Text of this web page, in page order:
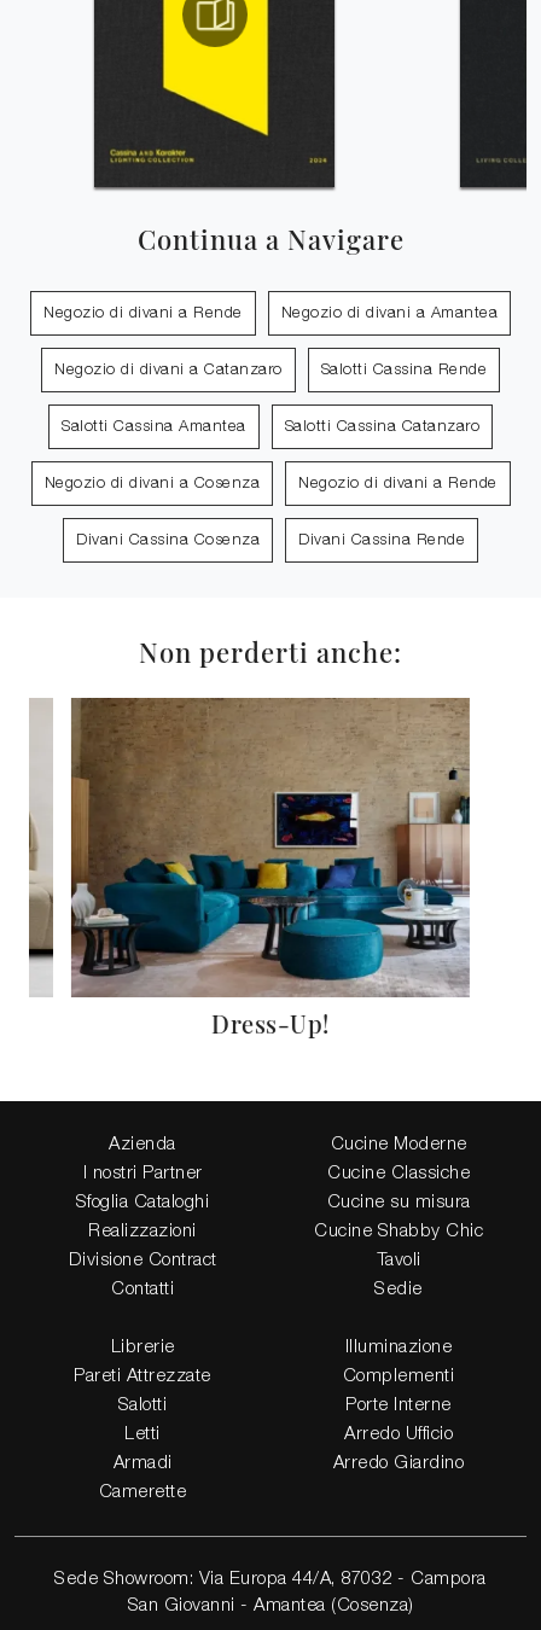
Continua a Navigare
Negozio di divani a Rende Negozio di divani a Amantea
Negozio di divani a Catanzaro Salotti Cassina Rende
Salotti Cassina Amantea Salotti Cassina Catanzaro
Negozio di divani a Cosenza Negozio di divani a Rende
Divani Cassina Cosenza Divani Cassina Rende
Non perderti anche:
Dress-Up!
Azienda
I nostri Partner
Sfoglia Cataloghi
Realizzazioni
Divisione Contract
Contatti
Cucine Moderne
Cucine Classiche
Cucine su misura
Cucine Shabby Chic
Tavoli
Sedie
Librerie
Pareti Attrezzate
Salotti
Letti
Armadi
Camerette
Illuminazione
Complementi
Porte Interne
Arredo Ufficio
Arredo Giardino
Sede Showroom: Via Europa 44/A, 87032 - Campora
San Giovanni - Amantea (Cosenza)